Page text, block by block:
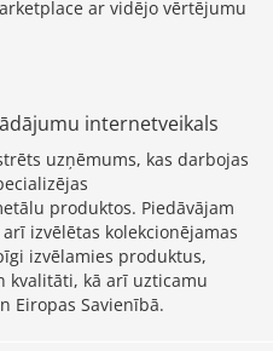
ar vidējo vērtējumu
internetveikals
uzņēmums, kas darbojas
produktos. Piedāvājam
izvēlētas kolekcionējamas
izvēlamies produktus,
kvalitāti, kā arī uzticamu
Eiropas Savienībā.